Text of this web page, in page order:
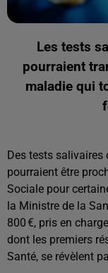
Les tests
pourraient
maladie qui
Des tests salivaires
pourraient être
Sociale pour
la Ministre de la
800 €, pris en
dont les premiers
Santé, se révèlent